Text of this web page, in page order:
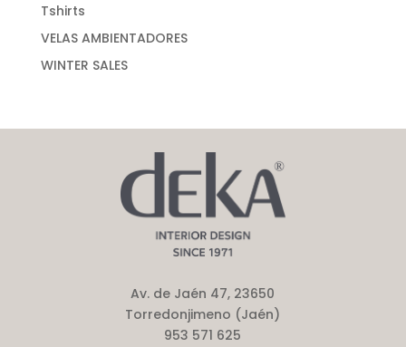
Tshirts
VELAS AMBIENTADORES
WINTER SALES
Av. de Jaén 47, 23650
Torredonjimeno (Jaén)
953 571 625